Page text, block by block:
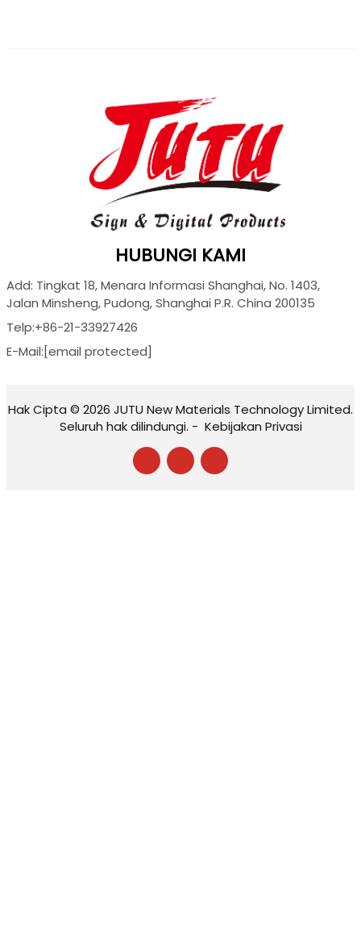
HUBUNGI KAMI
Add: Tingkat 18, Menara Informasi Shanghai, No. 1403,
Jalan Minsheng, Pudong, Shanghai P.R. China 200135
Telp:+86-21-33927426
E-Mail:[email protected]
Hak Cipta © 2026 JUTU New Materials Technology Limited.
Seluruh hak dilindungi. - Kebijakan Privasi